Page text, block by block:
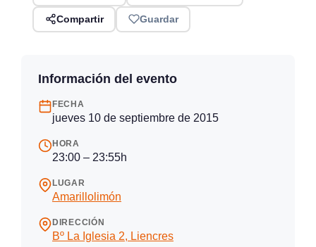
Compartir Guardar
Información del evento
FECHA
jueves 10 de septiembre de 2015
HORA
23:00 – 23:55h
LUGAR
Amarillolimón
DIRECCIÓN
Bº La Iglesia 2, Liencres